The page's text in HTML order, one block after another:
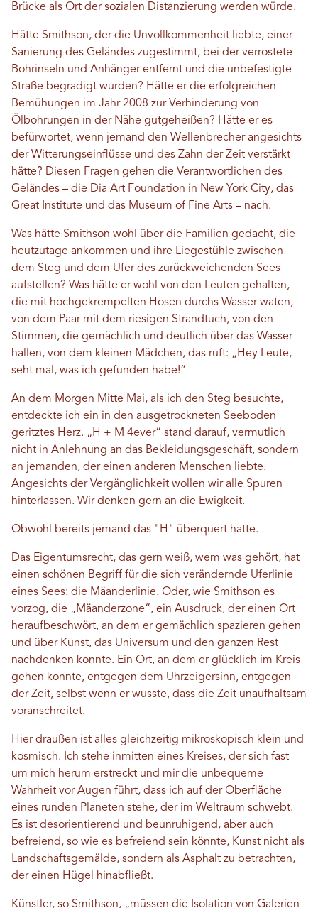
Brücke als Ort der sozialen Distanzierung werden würde.
Hätte Smithson, der die Unvollkommenheit liebte, einer
Sanierung des Geländes zugestimmt, bei der verrostete
Bohrinseln und Anhänger entfernt und die unbefestigte
Straße begradigt wurden? Hätte er die erfolgreichen
Bemühungen im Jahr 2008 zur Verhinderung von
Ölbohrungen in der Nähe gutgeheißen? Hätte er es
befürwortet, wenn jemand den Wellenbrecher angesichts
der Witterungseinflüsse und des Zahn der Zeit verstärkt
hätte? Diesen Fragen gehen die Verantwortlichen des
Geländes – die Dia Art Foundation in New York City, das
Great Institute und das Museum of Fine Arts – nach.
Was hätte Smithson wohl über die Familien gedacht, die
heutzutage ankommen und ihre Liegestühle zwischen
dem Steg und dem Ufer des zurückweichenden Sees
aufstellen? Was hätte er wohl von den Leuten gehalten,
die mit hochgekrempelten Hosen durchs Wasser waten,
von dem Paar mit dem riesigen Strandtuch, von den
Stimmen, die gemächlich und deutlich über das Wasser
hallen, von dem kleinen Mädchen, das ruft: „Hey Leute,
seht mal, was ich gefunden habe!“
An dem Morgen Mitte Mai, als ich den Steg besuchte,
entdeckte ich ein in den ausgetrockneten Seeboden
geritztes Herz. „H + M 4ever“ stand darauf, vermutlich
nicht in Anlehnung an das Bekleidungsgeschäft, sondern
an jemanden, der einen anderen Menschen liebte.
Angesichts der Vergänglichkeit wollen wir alle Spuren
hinterlassen. Wir denken gern an die Ewigkeit.
Obwohl bereits jemand das "H" überquert hatte.
Das Eigentumsrecht, das gern weiß, wem was gehört, hat
einen schönen Begriff für die sich verändernde Uferlinie
eines Sees: die Mäanderlinie. Oder, wie Smithson es
vorzog, die „Mäanderzone“, ein Ausdruck, der einen Ort
heraufbeschwört, an dem er gemächlich spazieren gehen
und über Kunst, das Universum und den ganzen Rest
nachdenken konnte. Ein Ort, an dem er glücklich im Kreis
gehen konnte, entgegen dem Uhrzeigersinn, entgegen
der Zeit, selbst wenn er wusste, dass die Zeit unaufhaltsam
voranschreitet.
Hier draußen ist alles gleichzeitig mikroskopisch klein und
kosmisch. Ich stehe inmitten eines Kreises, der sich fast
um mich herum erstreckt und mir die unbequeme
Wahrheit vor Augen führt, dass ich auf der Oberfläche
eines runden Planeten stehe, der im Weltraum schwebt.
Es ist desorientierend und beunruhigend, aber auch
befreiend, so wie es befreiend sein könnte, Kunst nicht als
Landschaftsgemälde, sondern als Asphalt zu betrachten,
der einen Hügel hinabfließt.
Künstler, so Smithson, „müssen die Isolation von Galerien